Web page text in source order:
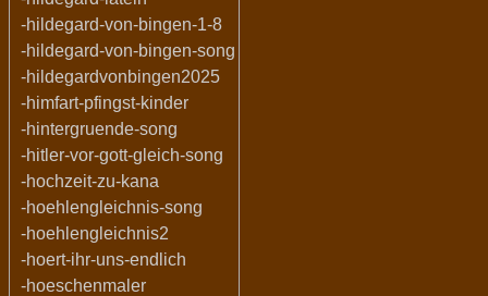
-hildegard-von-bingen-1-8
-hildegard-von-bingen-song
-hildegardvonbingen2025
-himfart-pfingst-kinder
-hintergruende-song
-hitler-vor-gott-gleich-song
-hochzeit-zu-kana
-hoehlengleichnis-song
-hoehlengleichnis2
-hoert-ihr-uns-endlich
-hoeschenmaler